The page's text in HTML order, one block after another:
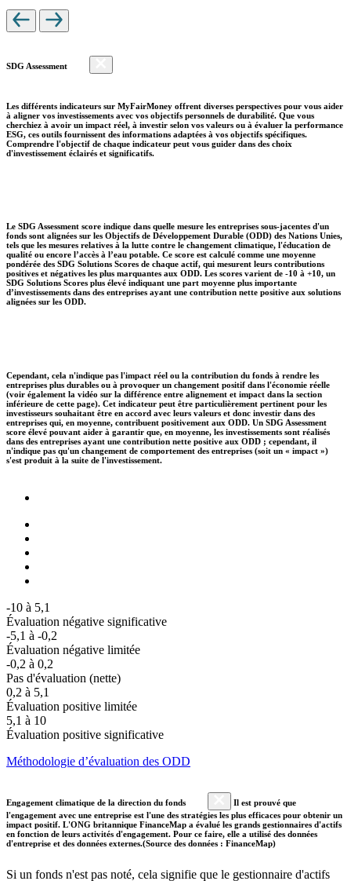
SDG Assessment
Les différents indicateurs sur MyFairMoney offrent diverses perspectives pour vous aider
à aligner vos investissements avec vos objectifs personnels de durabilité. Que vous
cherchiez à avoir un impact réel, à investir selon vos valeurs ou à évaluer la performance
ESG, ces outils fournissent des informations adaptées à vos objectifs spécifiques.
Comprendre l'objectif de chaque indicateur peut vous guider dans des choix
d'investissement éclairés et significatifs.
Le SDG Assessment score indique dans quelle mesure les entreprises sous-jacentes d'un
fonds sont alignées sur les Objectifs de Développement Durable (ODD) des Nations Unies,
tels que les mesures relatives à la lutte contre le changement climatique, l'éducation de
qualité ou encore l’accès à l’eau potable. Ce score est calculé comme une moyenne
pondérée des SDG Solutions Scores de chaque actif, qui mesurent leurs contributions
positives et négatives les plus marquantes aux ODD. Les scores varient de -10 à +10, un
SDG Solutions Scores plus élevé indiquant une part moyenne plus importante
d’investissements dans des entreprises ayant une contribution nette positive aux solutions
alignées sur les ODD.
Cependant, cela n'indique pas l'impact réel ou la contribution du fonds à rendre les
entreprises plus durables ou à provoquer un changement positif dans l'économie réelle
(voir également la vidéo sur la différence entre alignement et impact dans la section
inférieure de cette page). Cet indicateur peut être particulièrement pertinent pour les
investisseurs souhaitant être en accord avec leurs valeurs et donc investir dans des
entreprises qui, en moyenne, contribuent positivement aux ODD. Un SDG Assessment
score élevé pouvant aider à garantir que, en moyenne, les investissements sont réalisés
dans des entreprises ayant une contribution nette positive aux ODD ; cependant, il
n'indique pas qu'un changement de comportement des entreprises (soit un « impact »)
s'est produit à la suite de l'investissement.
-10 à 5,1
Évaluation négative significative
-5,1 à -0,2
Évaluation négative limitée
-0,2 à 0,2
Pas d'évaluation (nette)
0,2 à 5,1
Évaluation positive limitée
5,1 à 10
Évaluation positive significative
Méthodologie d’évaluation des ODD
Engagement climatique de la direction du fonds
Il est prouvé que
l'engagement avec une entreprise est l'une des stratégies les plus efficaces pour obtenir un
impact positif. L'ONG britannique FinanceMap a évalué les grands gestionnaires d'actifs
en fonction de leurs activités d'engagement. Pour ce faire, elle a utilisé des données
d'entreprise et des données externes.(Source des données : FinanceMap)
Si un fonds n'est pas noté, cela signifie que le gestionnaire d'actifs